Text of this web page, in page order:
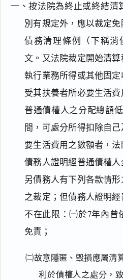
一、按法院為終止或終結清
別有規定外，應以裁定
債務清理條例（下稱消
文。又法院裁定開始清
執行業務所得或其他固
受其扶養者所必要生活
普通債權人之分配總額
間，可處分所得扣除自
要生活費用之數額者，
債務人證明經普通債權
另債務人有下列各款情
之裁定；但債務人證明
不在此限：㈠於7年內曾
免責；
㈡故意隱匿、毀損應屬清
利於債權人之處分，